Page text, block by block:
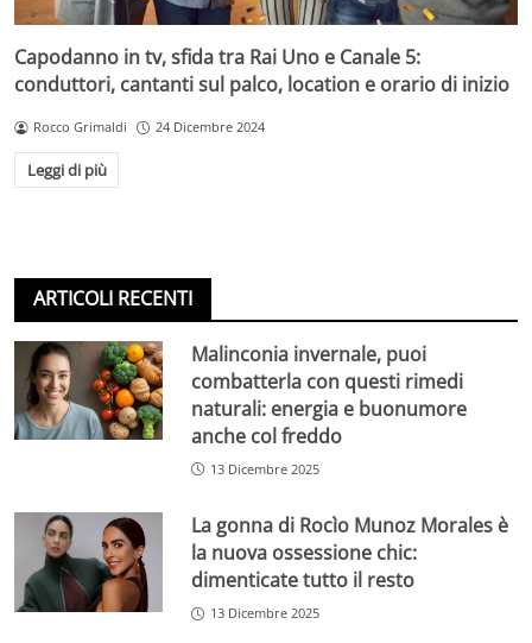
Capodanno in tv, sfida tra Rai Uno e Canale 5:
conduttori, cantanti sul palco, location e orario di inizio
Rocco Grimaldi 24 Dicembre 2024
Leggi di più
ARTICOLI RECENTI
Malinconia invernale, puoi
combatterla con questi rimedi
naturali: energia e buonumore
anche col freddo
13 Dicembre 2025
La gonna di Rocìo Munoz Morales è
la nuova ossessione chic:
dimenticate tutto il resto
13 Dicembre 2025